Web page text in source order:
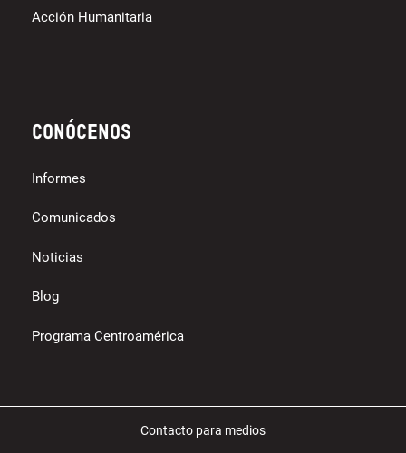
Acción Humanitaria
Conócenos
Informes
Comunicados
Noticias
Blog
Programa Centroamérica
Contacto para medios